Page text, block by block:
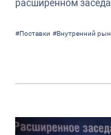
расширенном
#Поставки #Внутренний